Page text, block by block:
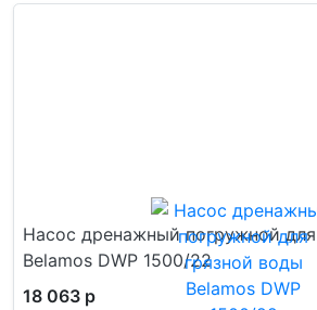
Насос дренажный погружной
Belamos DWP 1500/22
18 063 р